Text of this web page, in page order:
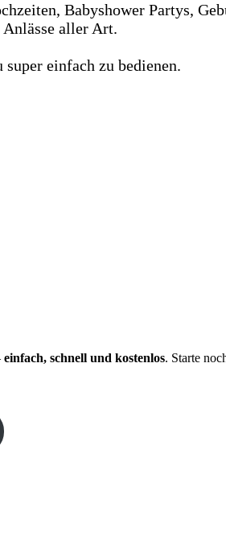
Babyshower Partys,
Anlässe aller Art.
super einfach zu bedienen.
einfach, schnell und kostenlos. Starte